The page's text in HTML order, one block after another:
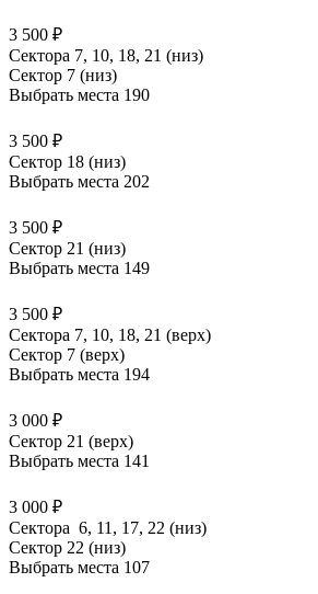
3 500 ₽
Сектора 7, 10, 18, 21 (низ)
Сектор 7 (низ)
Выбрать места 190
3 500 ₽
Сектор 18 (низ)
Выбрать места 202
3 500 ₽
Сектор 21 (низ)
Выбрать места 149
3 500 ₽
Сектора 7, 10, 18, 21 (верх)
Сектор 7 (верх)
Выбрать места 194
3 000 ₽
Сектор 21 (верх)
Выбрать места 141
3 000 ₽
Сектора 6, 11, 17, 22 (низ)
Сектор 22 (низ)
Выбрать места 107